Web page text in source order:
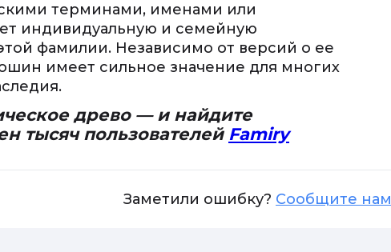
терминами, именами или
индивидуальную и семейную
фамилии. Независимо от версий о ее
имеет сильное значение для многих
древо — и найдите
тысяч пользователей Famiry
Заметили ошибку? Сообщите нам